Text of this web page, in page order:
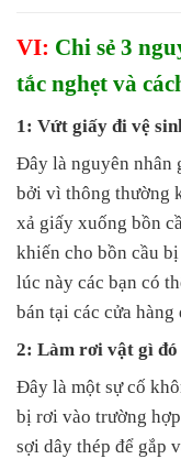
VI: Chi sẻ 3
tắc nghẹt và
1: Vứt giấy đi vệ
Đây là nguyên nhân
bởi vì thông thường
xả giấy xuống bồn
khiến cho bồn cầu
lúc này các bạn có
bán tại các cửa
2: Làm rơi vật gì
Đây là một sự cố
bị rơi vào trường
sợi dây thép để gắp